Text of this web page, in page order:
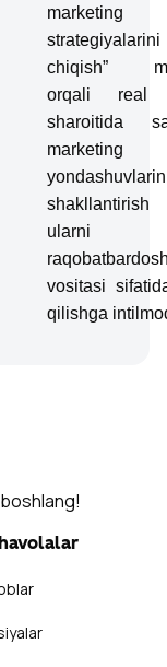
marketing
chiqish”
orqali real
sharoitida
marketing
ularni
vositasi
qilishga